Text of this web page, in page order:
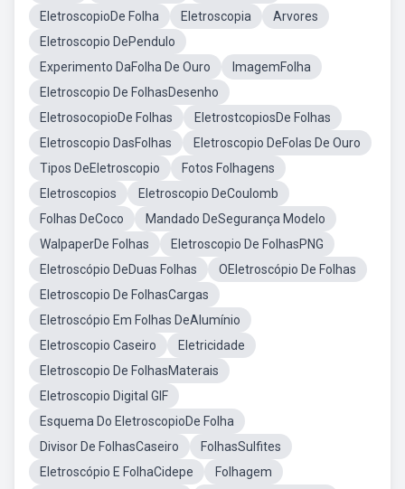
EletroscopioDe Folha Eletroscopia
Arvores
Eletroscopio DePendulo
Experimento DaFolha De Ouro
ImagemFolha
Eletroscopio De FolhasDesenho
EletrosocopioDe Folhas
EletrostcopiosDe Folhas
Eletroscopio DasFolhas
Eletroscopio DeFolas De Ouro
Tipos DeEletroscopio
Fotos Folhagens
Eletroscopios
Eletroscopio DeCoulomb
Folhas DeCoco
Mandado DeSegurança Modelo
WalpaperDe Folhas
Eletroscopio De FolhasPNG
Eletroscópio DeDuas Folhas
OEletroscópio De Folhas
Eletroscopio De FolhasCargas
Eletroscópio Em Folhas DeAlumínio
Eletroscopio Caseiro
Eletricidade
Eletroscopio De FolhasMaterais
Eletroscopio Digital GIF
Esquema Do EletroscopioDe Folha
Divisor De FolhasCaseiro
FolhasSulfites
Eletroscópio E FolhaCidepe
Folhagem